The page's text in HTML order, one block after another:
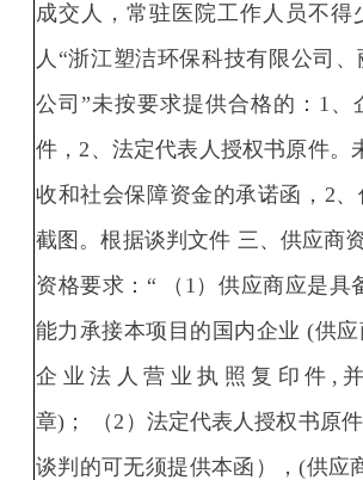
成交人，常驻医院工作人员不得
人“浙江塑洁环保科技有限公司
公司”未按要求提供合格的：1
件，2、法定代表人授权书原件。
收和社会保障资金的承诺函，2
截图。根据谈判文件 三、供应商
资格要求：“ （1）供应商应是具
能力承接本项目的国内企业 (供
企业法人营业执照复印件,
章)； （2）法定代表人授权书原
谈判的可无须提供本函），(供应